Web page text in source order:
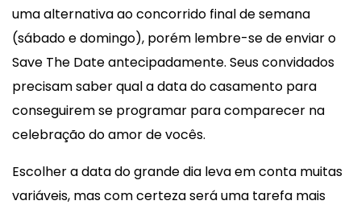
uma alternativa ao concorrido final de semana
(sábado e domingo), porém lembre-se de enviar o
Save The Date antecipadamente. Seus convidados
precisam saber qual a data do casamento para
conseguirem se programar para comparecer na
celebração do amor de vocês.
Escolher a data do grande dia leva em conta muitas
variáveis, mas com certeza será uma tarefa mais